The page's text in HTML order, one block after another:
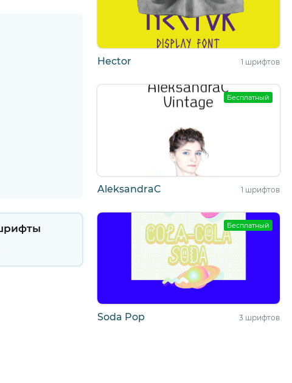
Hector 1 шрифтов
Бесплатный
AleksandraC 1 шрифтов
Бесплатный
Soda Pop 3 шрифтов